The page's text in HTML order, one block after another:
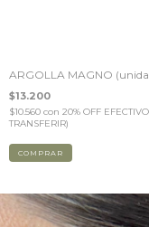
ARGOLLA MAGNO
$13.200
$10.560 con 20% OFF
TRANSFERIR)
COMPRAR